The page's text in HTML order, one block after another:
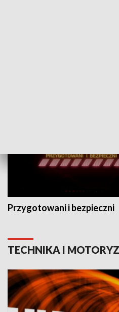
Przygotowani i bezpieczni
TECHNIKA I